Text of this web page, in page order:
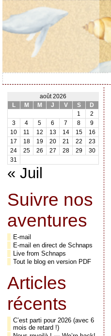
août 2026
L
M M J V S
D
1
2
3
4 5 6 7 8
9
10
11 12 13 14 15
16
17
18 19 20 21 22
23
24
25 26 27 28 29
30
31
« Juil
Suivre nos
aventures
E-mail
E-mail en direct de Schnaps
Live from Schnaps
Tout le blog en version PDF
Articles
récents
C’est parti pour 2026 (avec 6
mois de retard !)